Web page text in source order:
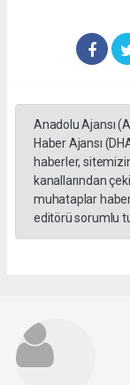
Anadolu Ajansı
Haber Ajansı
haberler,
kanallarından
muhataplar
editörü sorumlu